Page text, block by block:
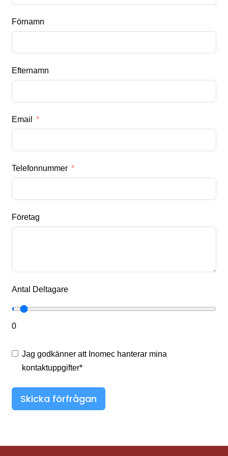
Förnamn
Efternamn
Email
Telefonnummer
Företag
Antal Deltagare
0
Jag godkänner att Inomec hanterar mina
kontaktuppgifter*
Skicka förfrågan